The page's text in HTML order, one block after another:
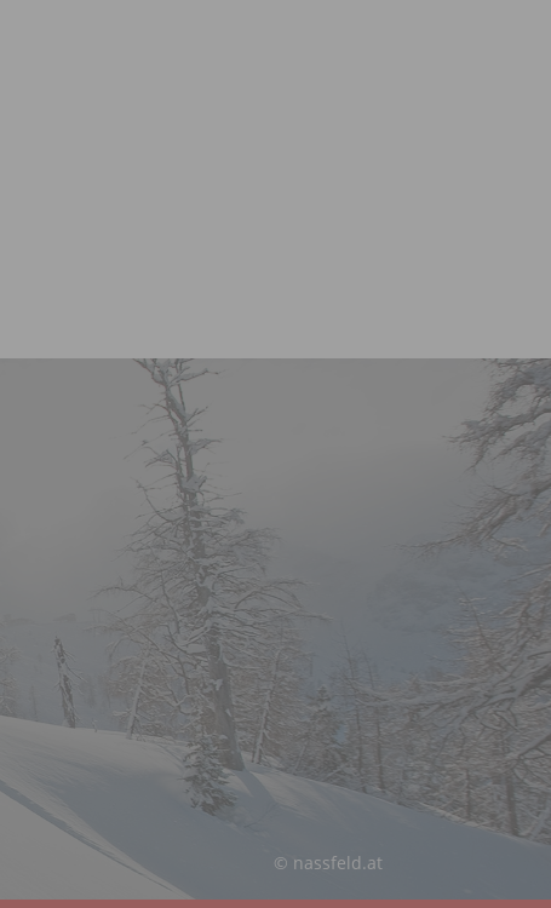
© nassfeld.at